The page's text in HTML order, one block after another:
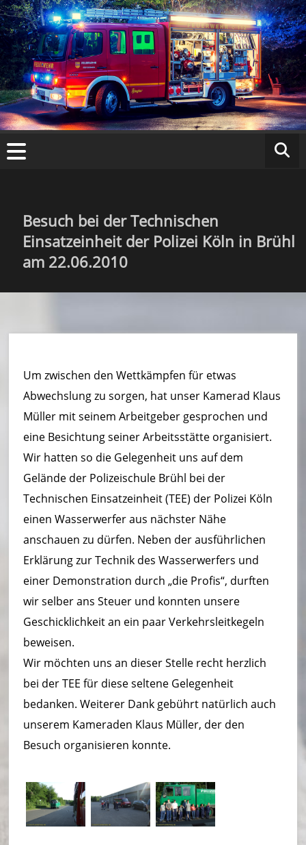
Zum
Inhalt
springen
Fr
ig
e
F
e
r
w
e
h
r
B
o
r
n
h
ei
m
–
L
ö
s
c
h
ei
Besuch bei der Technischen
Einsatzeinheit der Polizei Köln in Brühl
am 22.06.2010
Um zwischen den Wettkämpfen für etwas
Abwechslung zu sorgen, hat unser Kamerad Klaus
Müller mit seinem Arbeitgeber gesprochen und
eine Besichtung seiner Arbeitsstätte organisiert.
Wir hatten so die Gelegenheit uns auf dem
Gelände der Polizeischule Brühl bei der
Technischen Einsatzeinheit (TEE) der Polizei Köln
einen Wasserwerfer aus nächster Nähe
anschauen zu dürfen. Neben der ausführlichen
Erklärung zur Technik des Wasserwerfers und
einer Demonstration durch „die Profis“, durften
wir selber ans Steuer und konnten unsere
Geschicklichkeit an ein paar Verkehrsleitkegeln
beweisen.
Wir möchten uns an dieser Stelle recht herzlich
bei der TEE für diese seltene Gelegenheit
bedanken. Weiterer Dank gebührt natürlich auch
unserem Kameraden Klaus Müller, der den
Besuch organisieren konnte.